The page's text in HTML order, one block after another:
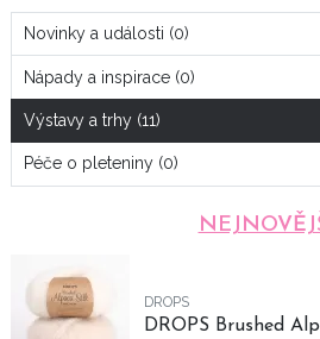
Novinky a události (0)
Nápady a inspirace (0)
Výstavy a trhy (11)
Péče o pleteniny (0)
DROPS
DROPS Brushed